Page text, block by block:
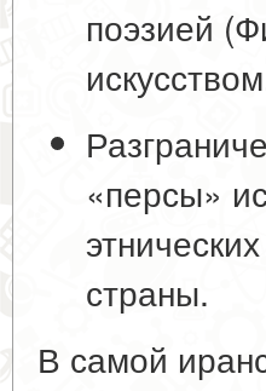
поэзией
«персы»
страны.
В самой